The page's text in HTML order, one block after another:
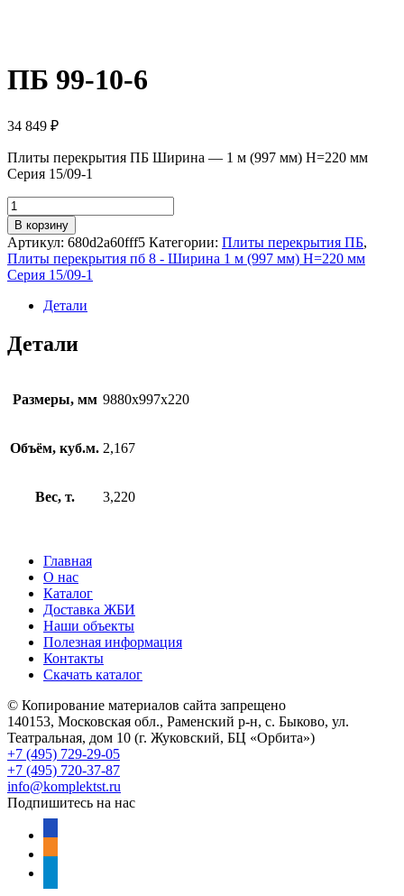
ПБ 99-10-6
34 849 ₽
Плиты перекрытия ПБ Ширина — 1 м (997 мм) H=220 мм
Серия 15/09-1
Количество
товара
ПБ
99-
10-
6
В корзину
Артикул: 680d2a60fff5 Категории: Плиты перекрытия ПБ,
Плиты перекрытия пб 8 - Ширина 1 м (997 мм) H=220 мм
Серия 15/09-1
Детали
Детали
Размеры, мм 9880х997х220
Объём, куб.м. 2,167
Вес, т. 3,220
Главная
О нас
Каталог
Доставка ЖБИ
Наши объекты
Полезная информация
Контакты
Скачать каталог
© Копирование материалов сайта запрещено
140153, Московская обл., Раменский р-н, с. Быково, ул.
Театральная, дом 10 (г. Жуковский, БЦ «Орбита»)
+7 (495) 729-29-05
+7 (495) 720-37-87
info@komplektst.ru
Подпишитесь на нас